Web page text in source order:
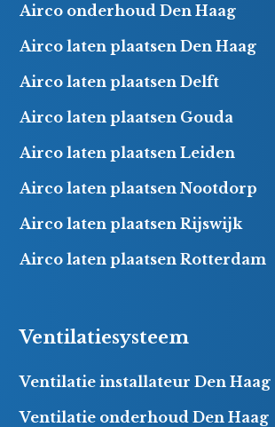
Airco onderhoud Den Haag
Airco laten plaatsen Den Haag
Airco laten plaatsen Delft
Airco laten plaatsen Gouda
Airco laten plaatsen Leiden
Airco laten plaatsen Nootdorp
Airco laten plaatsen Rijswijk
Airco laten plaatsen Rotterdam
Ventilatiesysteem
Ventilatie installateur Den Haag
Ventilatie onderhoud Den Haag